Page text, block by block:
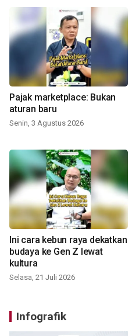
Pajak marketplace: Bukan
aturan baru
Senin, 3 Agustus 2026
Ini cara kebun raya dekatkan
budaya ke Gen Z lewat
kultura
Selasa, 21 Juli 2026
Infografik